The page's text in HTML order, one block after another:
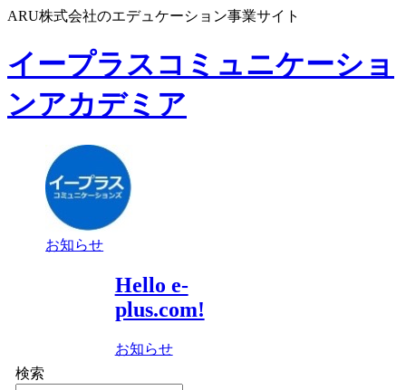
ARU株式会社のエデュケーション事業サイト
イープラスコミュニケーショ
ンアカデミア
お知らせ
Hello e-
plus.com!
お知らせ
検索